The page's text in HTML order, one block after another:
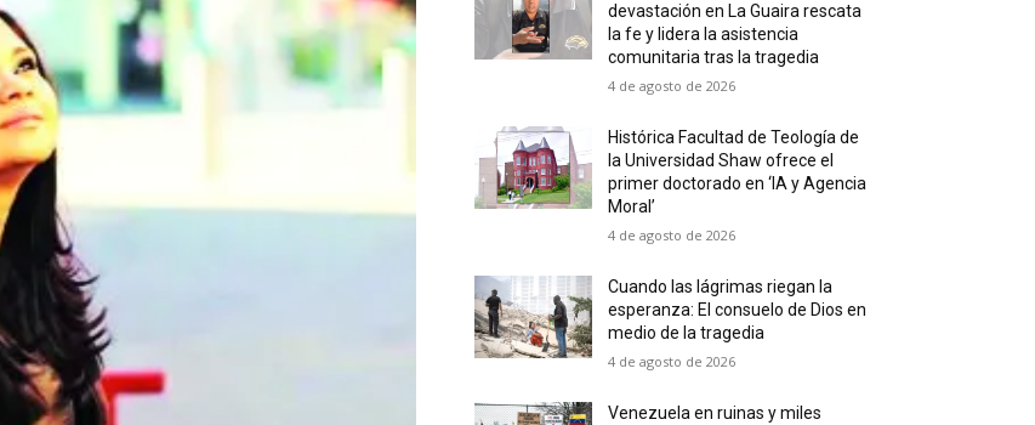
devastación en La Guaira rescata
la fe y lidera la asistencia
comunitaria tras la tragedia
4 de agosto de 2026
Histórica Facultad de Teología de
la Universidad Shaw ofrece el
primer doctorado en ‘IA y Agencia
Moral’
4 de agosto de 2026
Cuando las lágrimas riegan la
esperanza: El consuelo de Dios en
medio de la tragedia
4 de agosto de 2026
Venezuela en ruinas y miles